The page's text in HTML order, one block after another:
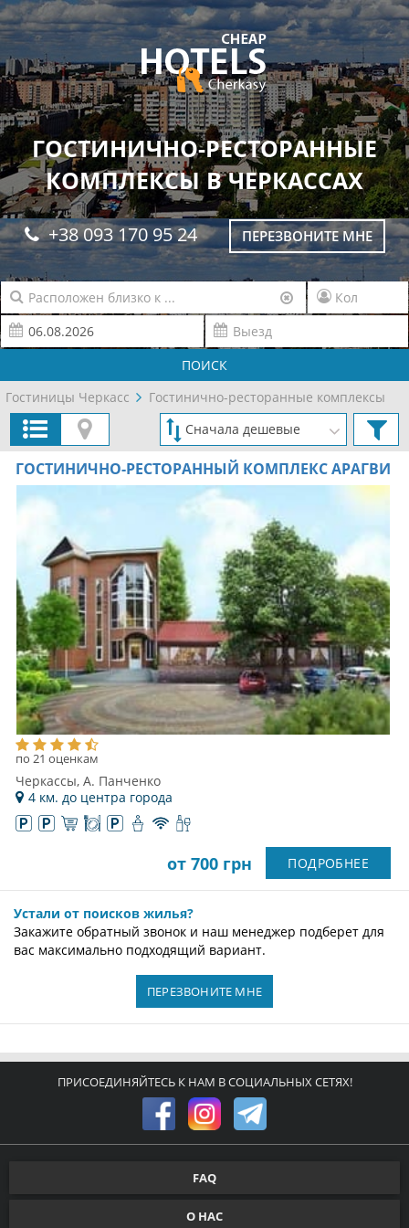
ГОСТИНИЧНО-РЕСТОРАННЫЕ
КОМПЛЕКСЫ В ЧЕРКАССАХ
+38 093 170 95 24 ПЕРЕЗВОНИТЕ МНЕ
ПОИСК
Гостиницы Черкасс
Гостинично-ресторанные комплексы
ГОСТИНИЧНО-РЕСТОРАННЫЙ КОМПЛЕКС АРАГВИ
по 21 оценкам
Черкассы, А. Панченко
4 км. до центра города
от 700 грн ПОДРОБНЕЕ
Устали от поисков жилья?
Закажите обратный звонок и наш менеджер подберет для
вас максимально подходящий вариант.
ПЕРЕЗВОНИТЕ МНЕ
ПРИСОЕДИНЯЙТЕСЬ К НАМ В СОЦИАЛЬНЫХ СЕТЯХ!
FAQ
О НАС